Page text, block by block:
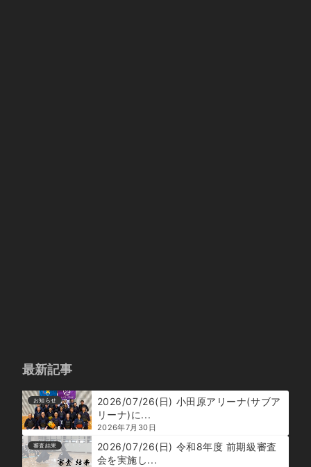
最新記事
お知らせ
2026/07/26(日) 小田原アリーナ(サブア
リーナ)に...
2026年7月30日
審査結果
2026/07/26(日) 令和8年度 前期級審査
会を実施し...